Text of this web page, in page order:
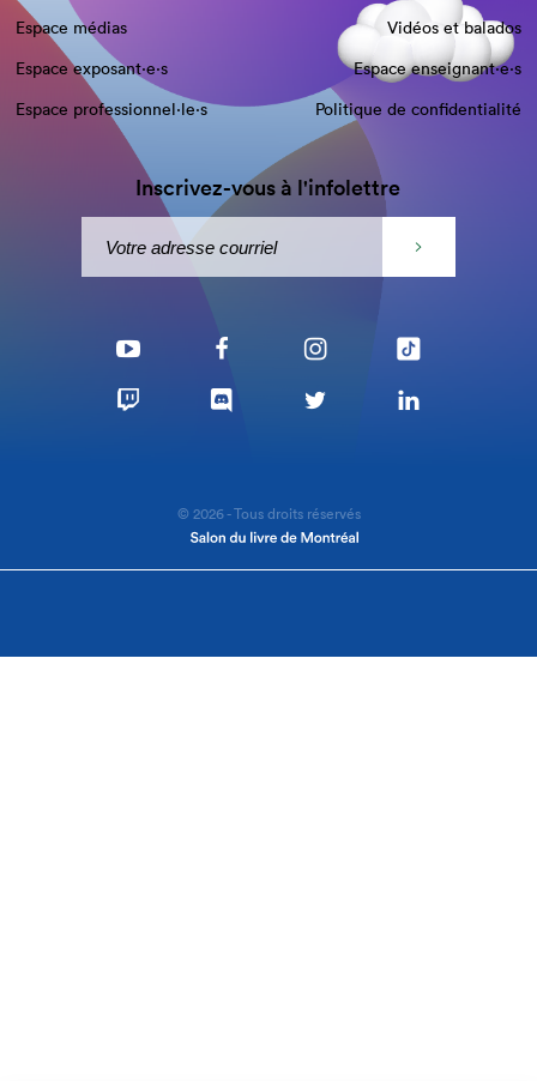
Espace médias
Vidéos et balados
Espace exposant·e⋅s
Espace enseignant·e⋅s
Espace professionnel·le⋅s
Politique de confidentialité
Inscrivez-vous à l'infolettre
© 2026 - Tous droits réservés